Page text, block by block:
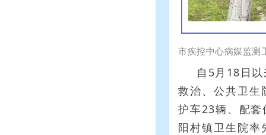
市疾控中心病媒监测
自5月18日
救治、公共卫生
护车23辆、配
阳村镇卫生院